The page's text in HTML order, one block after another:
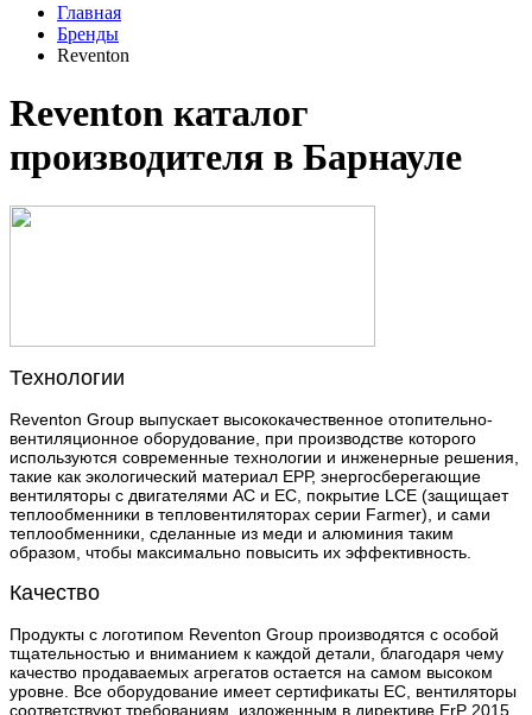
Главная
Бренды
Reventon
Reventon каталог
производителя в Барнауле
Технологии
Reventon Group выпускает высококачественное отопительно-
вентиляционное оборудование, при производстве которого
используются современные технологии и инженерные решения,
такие как экологический материал ЕРР, энергосберегающие
вентиляторы с двигателями АС и ЕС, покрытие LCE (защищает
теплообменники в тепловентиляторах серии Farmer), и сами
теплообменники, сделанные из меди и алюминия таким
образом, чтобы максимально повысить их эффективность.
Качество
Продукты с логотипом Reventon Group производятся с особой
тщательностью и вниманием к каждой детали, благодаря чему
качество продаваемых агрегатов остается на самом высоком
уровне. Все оборудование имеет сертификаты ЕС, вентиляторы
соответствуют требованиям, изложенным в директиве ErP 2015.